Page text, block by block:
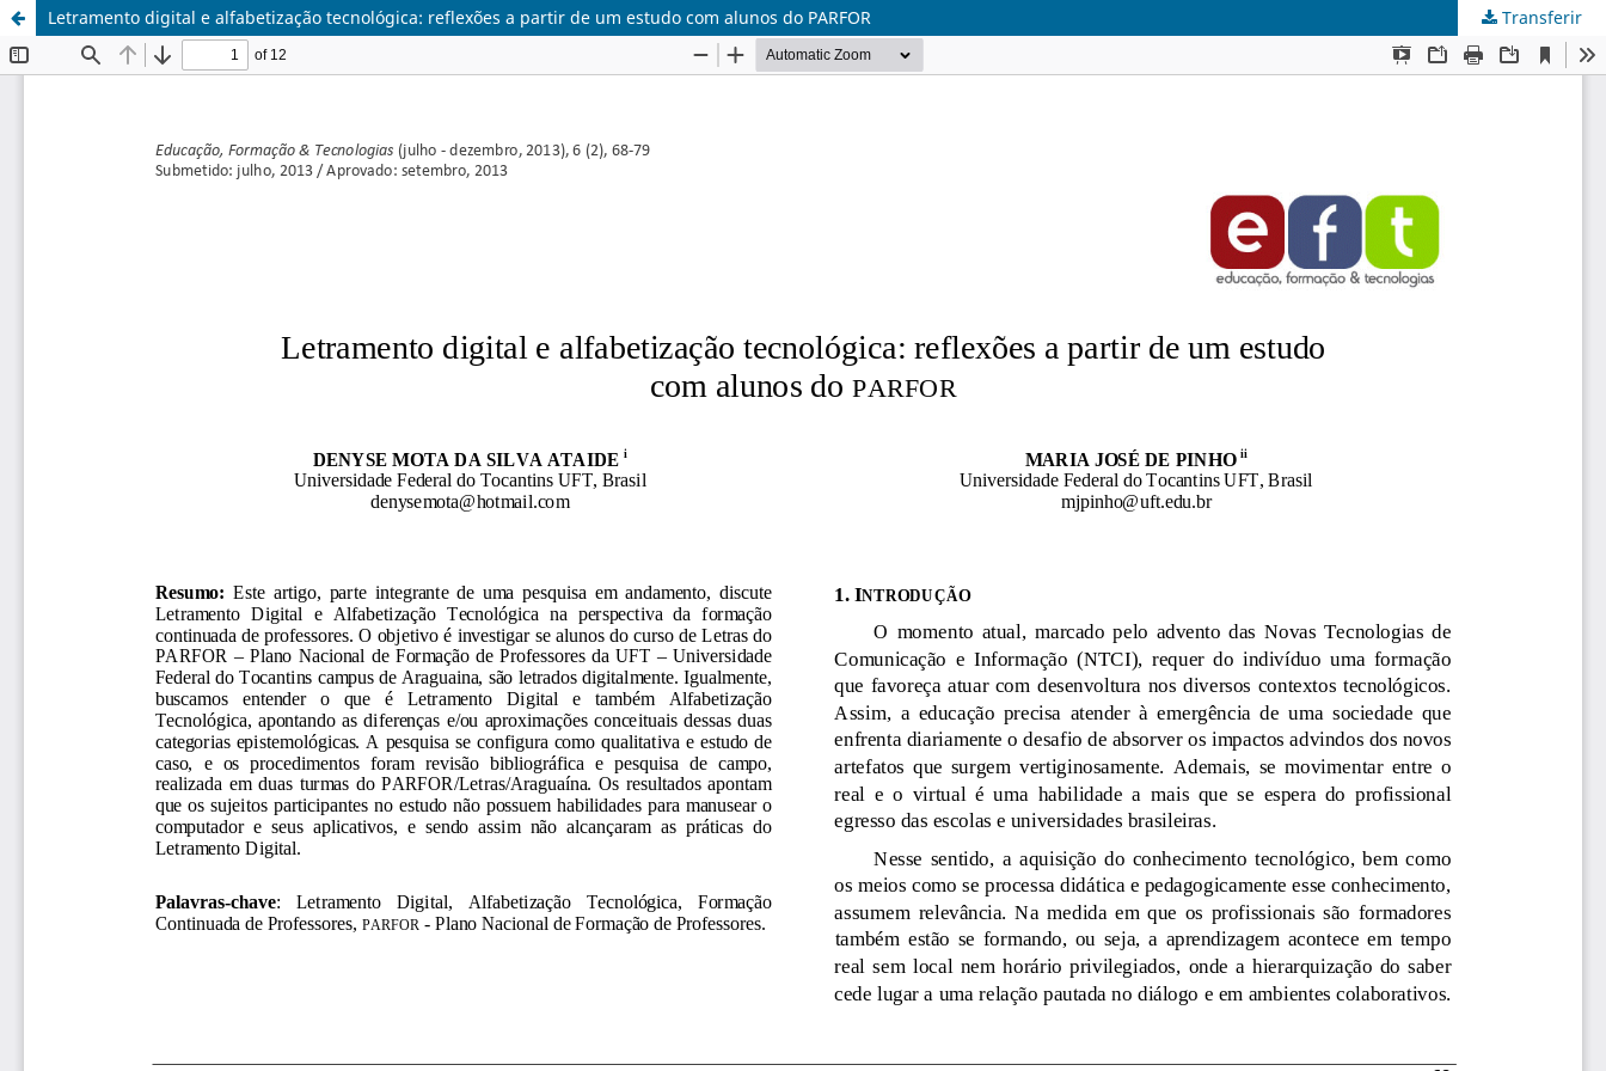
Letramento digital e alfabetização tecnológica: reflexões a partir de um estudo com alunos do PARFOR Transferir